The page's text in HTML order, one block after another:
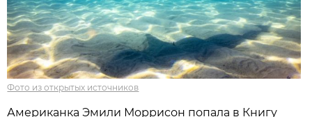
Фото из открытых источников
Американка Эмили Моррисон попала в Книгу